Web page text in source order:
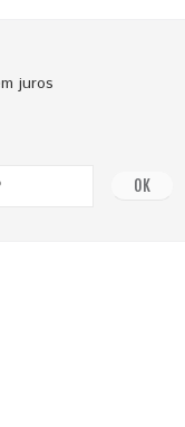
juros
OK